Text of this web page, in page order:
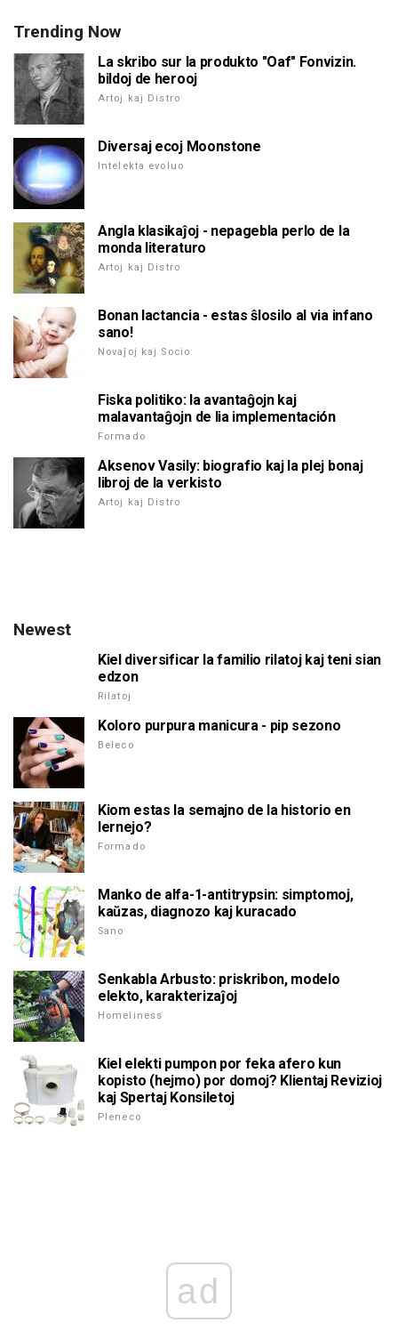
Trending Now
La skribo sur la produkto "Oaf" Fonvizin.
bildoj de herooj
Artoj kaj Distro
Diversaj ecoj Moonstone
Intelekta evoluo
Angla klasikaĵoj - nepagebla perlo de la
monda literaturo
Artoj kaj Distro
Bonan lactancia - estas ŝlosilo al via infano
sano!
Novaĵoj kaj Socio
Fiska politiko: la avantaĝojn kaj
malavantaĝojn de lia implementación
Formado
Aksenov Vasily: biografio kaj la plej bonaj
libroj de la verkisto
Artoj kaj Distro
Newest
Kiel diversificar la familio rilatoj kaj teni sian
edzon
Rilatoj
Koloro purpura manicura - pip sezono
Beleco
Kiom estas la semajno de la historio en
lernejo?
Formado
Manko de alfa-1-antitrypsin: simptomoj,
kaŭzas, diagnozo kaj kuracado
Sano
Senkabla Arbusto: priskribon, modelo
elekto, karakterizaĵoj
Homeliness
Kiel elekti pumpon por feka afero kun
kopisto (hejmo) por domoj? Klientaj Revizioj
kaj Spertaj Konsiletoj
Pleneco
ad